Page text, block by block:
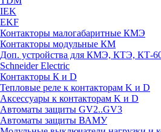
IEK
EKF
Контакторы малогабаритные КМЭ
Контакторы модульные КМ
Доп. устройства для КМЭ, КТЭ, КТ-
Schneider Electric
Контакторы К и D
Тепловые реле к контакторам K и D
Аксессуары к контакторам K и D
Автоматы защиты GV2..GV3
Автоматы защиты ВАМУ